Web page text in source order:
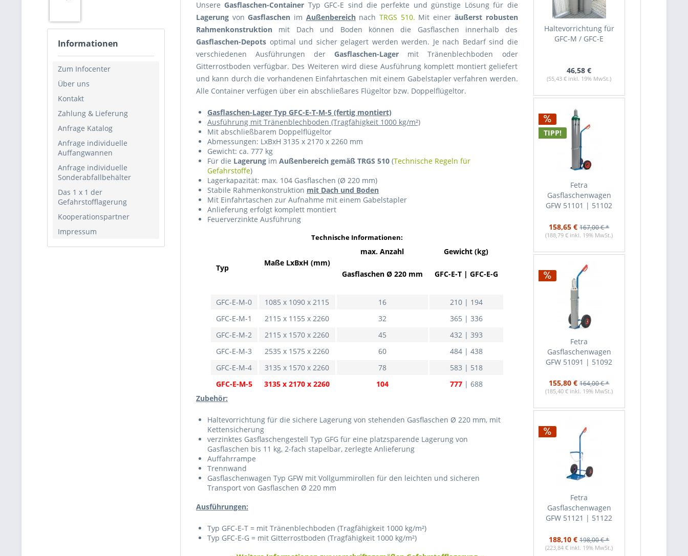
Informationen
Zum Infocenter
Über uns
Kontakt
Zahlung & Lieferung
Anfrage Katalog
Anfrage individuelle
Auffangwannen
Anfrage individuelle
Sonderabfallbehälter
Das 1 x 1 der
Gefahrstofflagerung
Kooperationspartner
Impressum
UnsereGasflaschen-Container Typ GFC-E sind die perfekte und günstige Lösung für die
Lagerung vonGasflaschen im AußenbereichnachTRGS 510. Mit einer äußerst robusten
Rahmenkonstruktion mit Dach und Boden können die Gasflaschen innerhalb des
Gasflaschen-Depots optimal und sicher gelagert werden werden. Je nach Bedarf sind die
verschiedenen Ausführungen derGasflaschen-Lager mit Tränenblechboden oder
Gitterrostboden verfügbar. Des Weiteren wird diese Ausführung komplett montiert geliefert
und kann durch die vorhandenen Einfahrtaschen mit einem Gabelstapler verfahren werden.
Alle Container verfügen über ein abschließares Flügeltor bzw. Doppelflügeltor.
Gasflaschen-Lager Typ GFC-E-T-M-5 (fertig montiert)
Ausführung mit Tränenblechboden (Tragfähigkeit 1000 kg/m²)
Mit abschließbarem Doppelflügeltor
Abmessungen: LxBxH 3135 x 2170 x 2260 mm
Gewicht: ca. 777 kg
Für die Lagerung im Außenbereich gemäß TRGS 510 (Technische Regeln für
Gefahrstoffe)
Lagerkapazität: max. 104 Gasflaschen (Ø 220 mm)
Stabile Rahmenkonstruktion mit Dach und Boden
Mit Einfahrtaschen zur Aufnahme mit einem Gabelstapler
Anlieferung erfolgt komplett montiert
Feuerverzinkte Ausführung
Technische Informationen:
Typ
Maße LxBxH (mm)
max. Anzahl
Gasflaschen Ø 220 mm
Gewicht (kg)
GFC-E-T | GFC-E-G
GFC-E-M-0 1085 x 1090 x 2115 16
210 | 194
GFC-E-M-1
2115 x 1155 x 2260 32
365 | 336
GFC-E-M-2
2115 x 1570 x 2260 45
432 | 393
GFC-E-M-3
2535 x 1575 x 2260 60
484 | 438
GFC-E-M-4
3135 x 1570 x 2260 78
583 | 518
GFC-E-M-5
3135 x 2170 x 2260 104 777| 688
Zubehör:
Haltevorrichtung für die sichere Lagerung von stehenden Gasflaschen Ø 220 mm, mit
Kettensicherung
verzinktes Gasflaschengestell Typ GFG für eine platzsparende Lagerung von
Gasflaschen bis 11 kg, 2-fach stapelbar, zerlegte Anlieferung
Auffahrrampe
Trennwand
Gasflaschenwagen Typ GFW mit Vollgummirollen für den leichten und sicheren
Transport von Gasflaschen Ø 220 mm
Ausführungen:
Typ GFC-E-T = mit Tränenblechboden (Tragfähigkeit 1000 kg/m²)
Typ GFC-E-G = mit Gitterrostboden (Tragfähigkeit 1000 kg/m²)
Haltevorrichtung für
GFC-M / GFC-E
46,58 €
(55,43 € inkl. 19% MwSt.)
TIPP!
Fetra
Gasflaschenwagen
GFW 51101 | 51102
158,65 € 167,00 € *
(188,79 € inkl. 19% MwSt.)
Fetra
Gasflaschenwagen
GFW 51091 | 51092
155,80 € 164,00 € *
(185,40 € inkl. 19% MwSt.)
Fetra
Gasflaschenwagen
GFW 51121 | 51122
188,10 € 198,00 € *
(223,84 € inkl. 19% MwSt.)